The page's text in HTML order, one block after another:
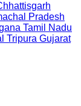
Pradesh
Tamil Nadu
Tripura Gujarat